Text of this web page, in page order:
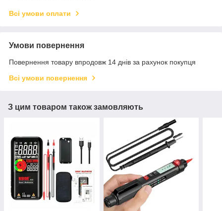
Всі умови оплати
Умови повернення
Повернення товару впродовж 14 днів за рахунок покупця
Всі умови повернення
З цим товаром також замовляють